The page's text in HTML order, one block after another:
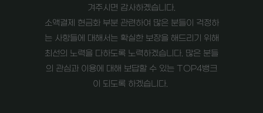
겨주시면 감사하곘습니다.
소액결제 현금화 부분 관련하여 많은 분들이 걱정하
는 사항들에 대해서는 확실한 보장을 해드리기 위해
최선의 노력을 다하도록 노력하겠습니다. 많은 분들
의 관심과 이용에 대해 보답할 수 있는 TOP4뱅크
이 되도록 하겠습니다.